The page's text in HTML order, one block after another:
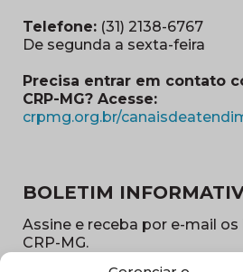
Telefone: (31) 2138-6767
De segunda a sexta-feira
Precisa entrar em contato
CRP-MG? Acesse:
crpmg.org.br/
BOLETIM
Assine e receba por e-mail
CRP-MG.